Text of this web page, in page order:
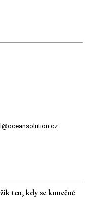
ten, kdy se konečně